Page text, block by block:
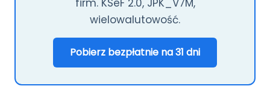
wielowalutowość.
Pobierz bezpłatnie na 31 dni